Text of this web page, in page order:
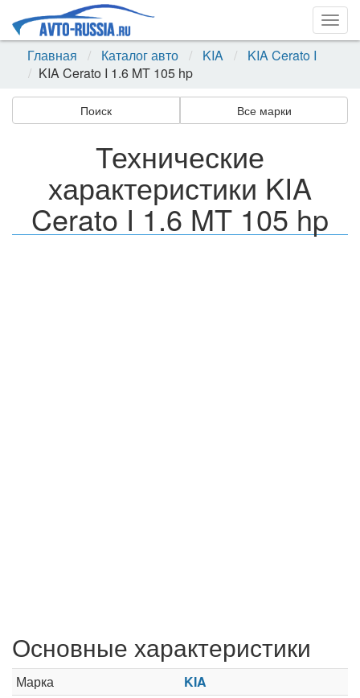
Главная
Каталог авто KIA
KIA Cerato I
KIA Cerato I 1.6 MT 105 hp
Поиск Все марки
Технические
характеристики KIA
Cerato I 1.6 MT 105 hp
Основные характеристики
Марка
KIA